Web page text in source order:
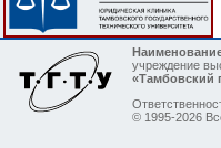
учреждение
«Тамбовский
© 1995-2026